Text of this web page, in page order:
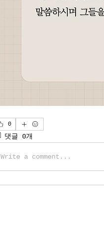
0
댓글 0개
Write a comment...